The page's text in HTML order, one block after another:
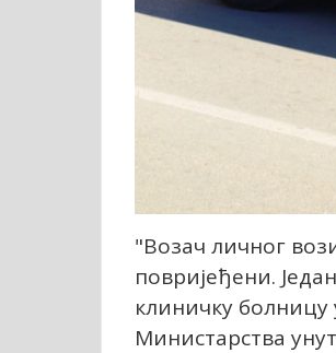
"Возач личног
повријеђени.
клиничку болницу
Министарства